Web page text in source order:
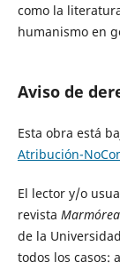
como la
humanismo en
Aviso de
Esta obra está
Atribución-
El lector y/o
revista
de la
todos los casos: